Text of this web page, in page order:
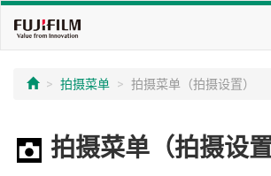
拍摄菜单 拍摄菜单（拍摄设置）
拍摄菜单（拍摄设置